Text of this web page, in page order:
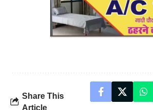
Share This
Article